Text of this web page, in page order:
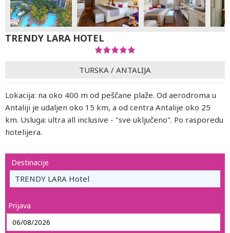
TRENDY LARA HOTEL
TURSKA / ANTALIJA
Lokacija: na oko 400 m od peščane plaže. Od aerodroma u
Antaliji je udaljen oko 15 km, a od centra Antalije oko 25
km. Usluga: ultra all inclusive - "sve uključeno". Po rasporedu
hotelijera.
Destinacije
TRENDY LARA Hotel
Prijava